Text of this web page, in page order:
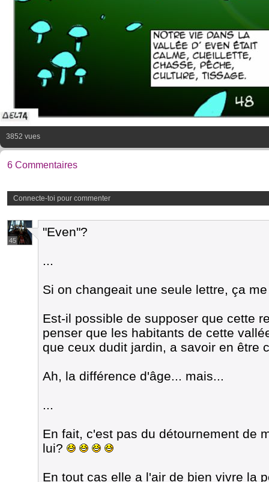
3852 vues
6 Commentaires
Connecte-toi pour commenter
45
"Even"?
...
Si on changeait une seule lettre, ça
Est-il possible de supposer que cette
penser que les habitants de cette
que ceux dudit jardin, a savoir en être
Ah, la différence d'âge... mais...
...
En fait, c'est pas du détournement de
lui?
En tout cas elle a l'air de bien vivre la